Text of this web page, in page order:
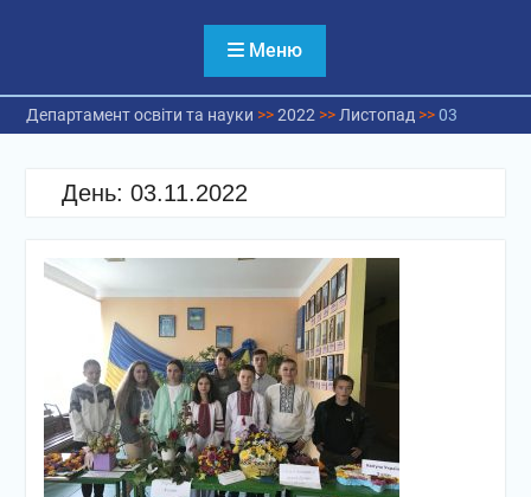
Меню
Департамент освіти та науки >>2022 >> Листопад >>03
День: 03.11.2022